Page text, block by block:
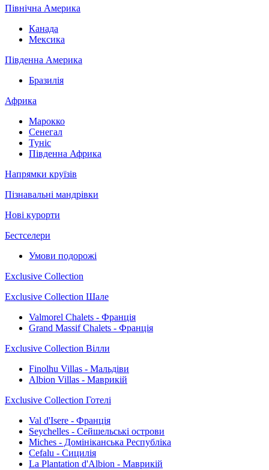
Північна Америка
Канада
Мексика
Південна Америка
Бразилія
Африка
Марокко
Сенегал
Туніс
Південна Африка
Напрямки круїзів
Пізнавальні мандрівки
Нові курорти
Бестселери
Умови подорожі
Exclusive Collection
Exclusive Collection Шале
Valmorel Chalets - Франція
Grand Massif Chalets - Франція
Exclusive Collection Вілли
Finolhu Villas - Мальдіви
Albion Villas - Маврикій
Exclusive Collection Готелі
Val d'Isere - Франція
Seychelles - Сейшельські острови
Miches - Домініканська Республіка
Cefalu - Сицилія
La Plantation d'Albion - Маврикій